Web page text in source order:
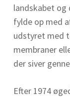
landskabet
fylde op med
udstyret med
membraner
der siver
Efter 1974